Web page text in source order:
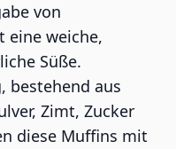
von
eine weiche,
Süße.
bestehend aus
Zimt, Zucker
diese Muffins mit